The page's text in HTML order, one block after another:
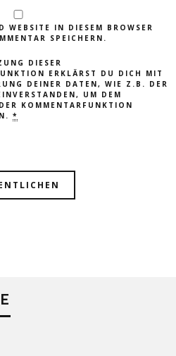
WEBSITE IN DIESEM BROWSER
SPEICHERN.
DIESER
ERKLÄRST DU DICH MIT
DEINER DATEN, WIE Z.B. DER
UM DEM
KOMMENTARFUNKTION
*